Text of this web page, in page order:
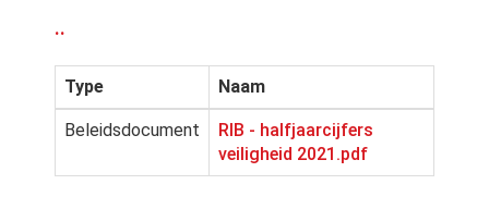
..
Type Naam
Beleidsdocument
RIB - halfjaarcijfers
veiligheid 2021.pdf